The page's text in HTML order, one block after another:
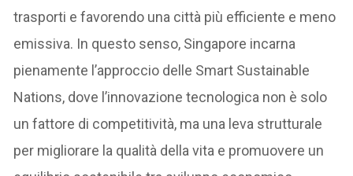
trasporti e favorendo una città più efficiente e meno
emissiva. In questo senso, Singapore incarna
pienamente l’approccio delle Smart Sustainable
Nations, dove l’innovazione tecnologica non è solo
un fattore di competitività, ma una leva strutturale
per migliorare la qualità della vita e promuovere un